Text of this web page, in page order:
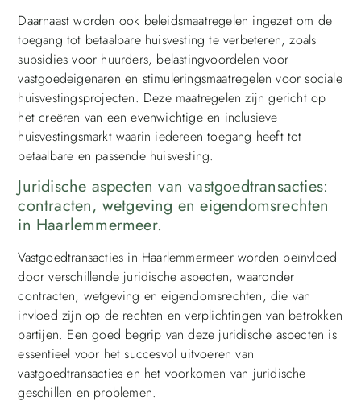
Daarnaast worden ook beleidsmaatregelen ingezet om de
toegang tot betaalbare huisvesting te verbeteren, zoals
subsidies voor huurders, belastingvoordelen voor
vastgoedeigenaren en stimuleringsmaatregelen voor sociale
huisvestingsprojecten. Deze maatregelen zijn gericht op
het creëren van een evenwichtige en inclusieve
huisvestingsmarkt waarin iedereen toegang heeft tot
betaalbare en passende huisvesting.
Juridische aspecten van vastgoedtransacties:
contracten, wetgeving en eigendomsrechten
in Haarlemmermeer.
Vastgoedtransacties in Haarlemmermeer worden beïnvloed
door verschillende juridische aspecten, waaronder
contracten, wetgeving en eigendomsrechten, die van
invloed zijn op de rechten en verplichtingen van betrokken
partijen. Een goed begrip van deze juridische aspecten is
essentieel voor het succesvol uitvoeren van
vastgoedtransacties en het voorkomen van juridische
geschillen en problemen.